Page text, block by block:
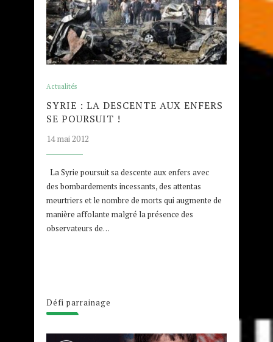
Actualités
SYRIE : LA DESCENTE AUX ENFERS
SE POURSUIT !
14 mai 2012
La Syrie poursuit sa descente aux enfers avec
des bombardements incessants, des attentas
meurtriers et le nombre de morts qui augmente de
manière affolante malgré la présence des
observateurs de…
Défi parrainage